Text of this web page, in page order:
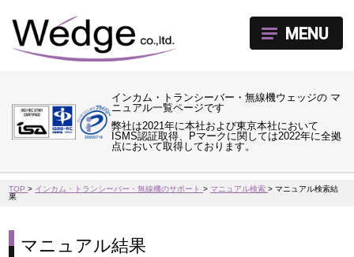
インカム・トランシーバー・無線機ウェッジの マ
ニュアル一覧ページです
弊社は2021年に本社および東京本社において
ISMS認証取得、Pマークに関しては2022年に全拠
点において取得しております。
MENU
TOP> インカム・トランシーバー・無線機のサポート>マニュアル検索>マニュアル検索結
果
マニュアル結果